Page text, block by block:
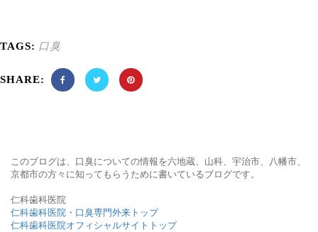
TAGS: 口臭
SHARE:
このブログは、口臭についての情報を六地蔵、山科、宇治市、八幡市、
京都市の方々に知ってもらうために書いているブログです。
仁科歯科医院
仁科歯科医院・口臭専門外来トップ
仁科歯科医院オフィシャルサイトトップ